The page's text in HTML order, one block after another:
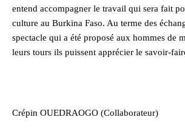
entend accompagner le travail qui sera fait
culture au Burkina Faso. Au terme des
spectacle qui a été proposé aux hommes de
leurs tours ils puissent apprécier le savoir-
Crépin OUEDRAOGO (Collaborateur)